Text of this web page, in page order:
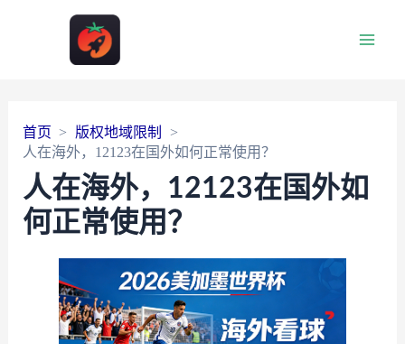
首页
版权地域限制
人在海外，12123在国外如何正常使用？
人在海外，12123在国外如
何正常使用？